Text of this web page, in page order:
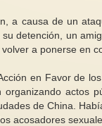
a causa de un
detención, un
a ponerse en
en Favor de
actos
de China.
acosadores